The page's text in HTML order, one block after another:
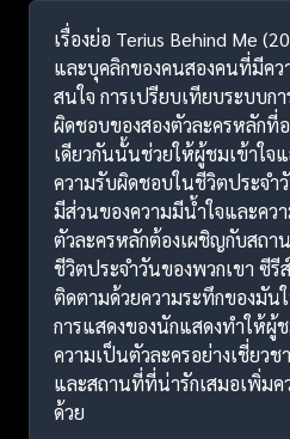
เรื่องย่อ Terius Behind Me
และบุคลิกของคนสองคนที่มีคว
สนใจ การเปรียบเทียบระบบก
ผิดชอบของสองตัวละครหลักที่
เดียวกันนั้นช่วยให้ผู้ชมเข้าใจ
ความรับผิดชอบในชีวิตประจำ
มีส่วนของความมีน้ำใจและคว
ตัวละครหลักต้องเผชิญกับสถา
ชีวิตประจำวันของพวกเขา ซี
ติดตามด้วยความระทึกของมัน
การแสดงของนักแสดงทำให้ผู้
ความเป็นตัวละครอย่างเชี่ยว
และสถานที่ที่น่ารักเสมอเพิ่มค
ด้วย